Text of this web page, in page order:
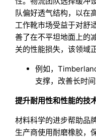
队偏好透气结构，以在
工作靴市场受益于对舒
善了在不平坦地面上的
关的性能损失，该领域
例如，
支撑，改善长时
提升耐用性和性能的技
材料科学的进步帮助品
生产商使用耐磨橡胶，